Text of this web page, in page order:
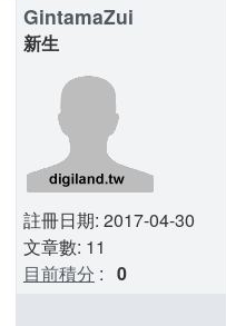
GintamaZui
新生
註冊日期: 2017-04-30
文章數: 11
目前積分 : 0